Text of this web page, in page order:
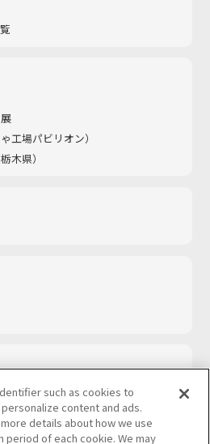
工場パビリオン）​
木県）
such as cookies to
content and ads.
details about how we use
of each cookie. We may